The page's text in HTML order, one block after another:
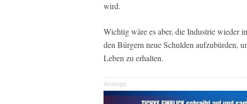
wird.
Wichtig wäre es aber, die Industrie wieder
den Bürgern neue Schulden aufzubürden,
Leben zu erhalten.
Anzeige